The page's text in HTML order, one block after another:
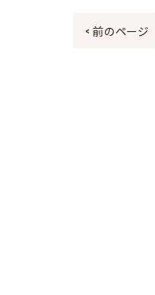
< 前のページ